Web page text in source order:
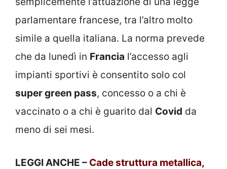
parlamentare francese, tra l’altro molto
simile a quella italiana. La norma prevede
che da lunedì in Francia l’accesso agli
impianti sportivi è consentito solo col
super green pass, concesso o a chi è
vaccinato o a chi è guarito dal Covid da
meno di sei mesi.
LEGGI ANCHE – Cade struttura metallica,